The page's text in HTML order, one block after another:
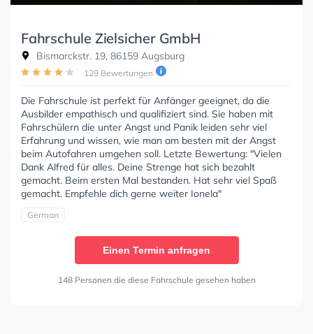
Fahrschule Zielsicher GmbH
Bismarckstr. 19, 86159 Augsburg
129 Bewertungen
Die Fahrschule ist perfekt für Anfänger geeignet, da die
Ausbilder empathisch und qualifiziert sind. Sie haben mit
Fahrschülern die unter Angst und Panik leiden sehr viel
Erfahrung und wissen, wie man am besten mit der Angst
beim Autofahren umgehen soll. Letzte Bewertung: "Vielen
Dank Alfred für alles. Deine Strenge hat sich bezahlt
gemacht. Beim ersten Mal bestanden. Hat sehr viel Spaß
gemacht. Empfehle dich gerne weiter Ionela"
German
Einen Termin anfragen
148 Personen die diese Fahrschule gesehen haben